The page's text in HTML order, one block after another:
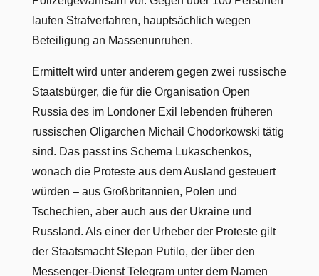
laufen Strafverfahren, hauptsächlich wegen
Beteiligung an Massenunruhen.
Ermittelt wird unter anderem gegen zwei russische
Staatsbürger, die für die Organisation Open
Russia des im Londoner Exil lebenden früheren
russischen Oligarchen Michail Chodorkowski tätig
sind. Das passt ins Schema Lukaschenkos,
wonach die Proteste aus dem Ausland gesteuert
würden – aus Großbritannien, Polen und
Tschechien, aber auch aus der Ukraine und
Russland. Als einer der Urheber der Proteste gilt
der Staatsmacht Stepan Putilo, der über den
Messenger-Dienst Telegram unter dem Namen